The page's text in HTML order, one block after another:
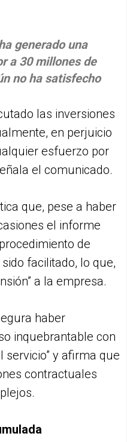
generado una
a 30 millones de
no ha satisfecho
las inversiones
en perjuicio
esfuerzo por
el comunicado.
que, pese a haber
el informe
de
facilitado, lo que,
a la empresa.
haber
inquebrantable con
servicio” y afirma que
contractuales